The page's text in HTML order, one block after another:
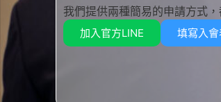
我們提供兩種簡易的申請方式
加入官方LINE 填寫入